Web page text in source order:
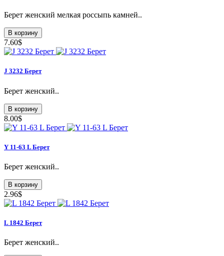
Берет женский мелкая россыпь камней..
В корзину
7.60$
J 3232 Берет
Берет женский..
В корзину
8.00$
Y 11-63 L Берет
Берет женский..
В корзину
2.96$
L 1842 Берет
Берет женский..